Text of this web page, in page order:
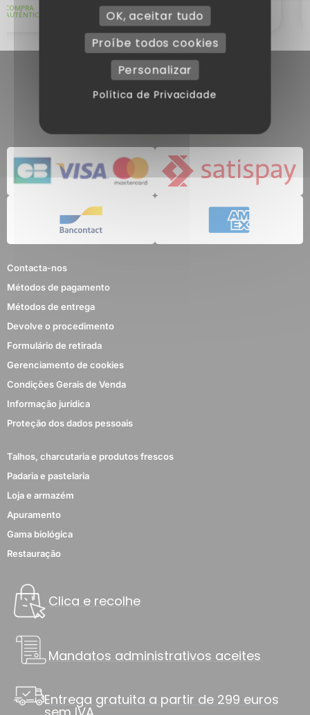
Contacta-nos
Métodos de pagamento
Métodos de entrega
Devolve o procedimento
Formulário de retirada
Gerenciamento de cookies
Condições Gerais de Venda
Informação jurídica
Proteção dos dados pessoais
Talhos, charcutaria e produtos frescos
Padaria e pastelaria
Loja e armazém
Apuramento
Gama biológica
Restauração
Clica e recolhe
Mandatos administrativos aceites
Entrega gratuita a partir de 299 euros
OK, aceitar tudo
Proíbe todos cookies
Personalizar
Política de Privacidade